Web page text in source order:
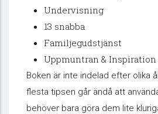
Undervisning
13 snabba
Familjegudstjänst
Uppmuntran & Inspiration
Boken är inte indelad efter olika
flesta tipsen går ändå att
behöver bara göra dem lite